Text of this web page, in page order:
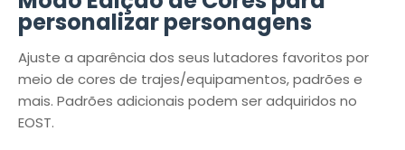
personalizar personagens
Ajuste a aparência dos seus lutadores favoritos por
meio de cores de trajes/equipamentos, padrões e
mais. Padrões adicionais podem ser adquiridos no
EOST.